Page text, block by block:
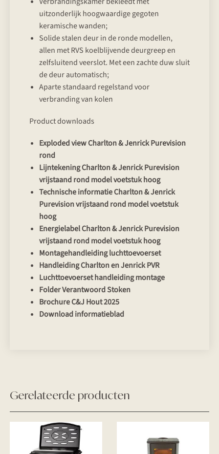
uitzonderlijk hoogwaardige gegoten
keramische wanden;
Solide stalen deur in de ronde modellen,
allen met RVS koelblijvende deurgreep en
zelfsluitend veerslot. Met een zachte duw sluit
de deur automatisch;
Aparte standaard regelstand voor
verbranding van kolen
Product downloads
Exploded view Charlton & Jenrick Purevision
rond
Lijntekening Charlton & Jenrick Purevision
vrijstaand rond model voetstuk hoog
Technische informatie Charlton & Jenrick
Purevision vrijstaand rond model voetstuk
hoog
Energielabel Charlton & Jenrick Purevision
vrijstaand rond model voetstuk hoog
Montagehandleiding luchttoevoerset
Handleiding Charlton en Jenrick PVR
Luchttoevoerset handleiding montage
Folder Verantwoord Stoken
Brochure C&J Hout 2025
Download informatieblad
Gerelateerde producten